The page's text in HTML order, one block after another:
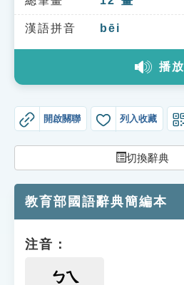
生命大百科索引
教學應用
貓頭鷹博士
漢語拼音 bēi
播放
開啟關聯 列入收藏
切換辭典
教育部國語辭典簡編本
注音：
ㄅㄟ